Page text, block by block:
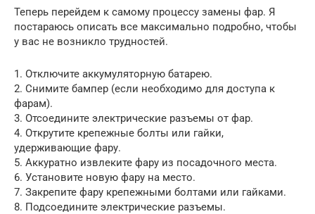
Теперь перейдем к самому процессу замены фар. Я
постараюсь описать все максимально подробно, чтобы
у вас не возникло трудностей.
1. Отключите аккумуляторную батарею.
2. Снимите бампер (если необходимо для доступа к
фарам).
3. Отсоедините электрические разъемы от фар.
4. Открутите крепежные болты или гайки,
удерживающие фару.
5. Аккуратно извлеките фару из посадочного места.
6. Установите новую фару на место.
7. Закрепите фару крепежными болтами или гайками.
8. Подсоедините электрические разъемы.